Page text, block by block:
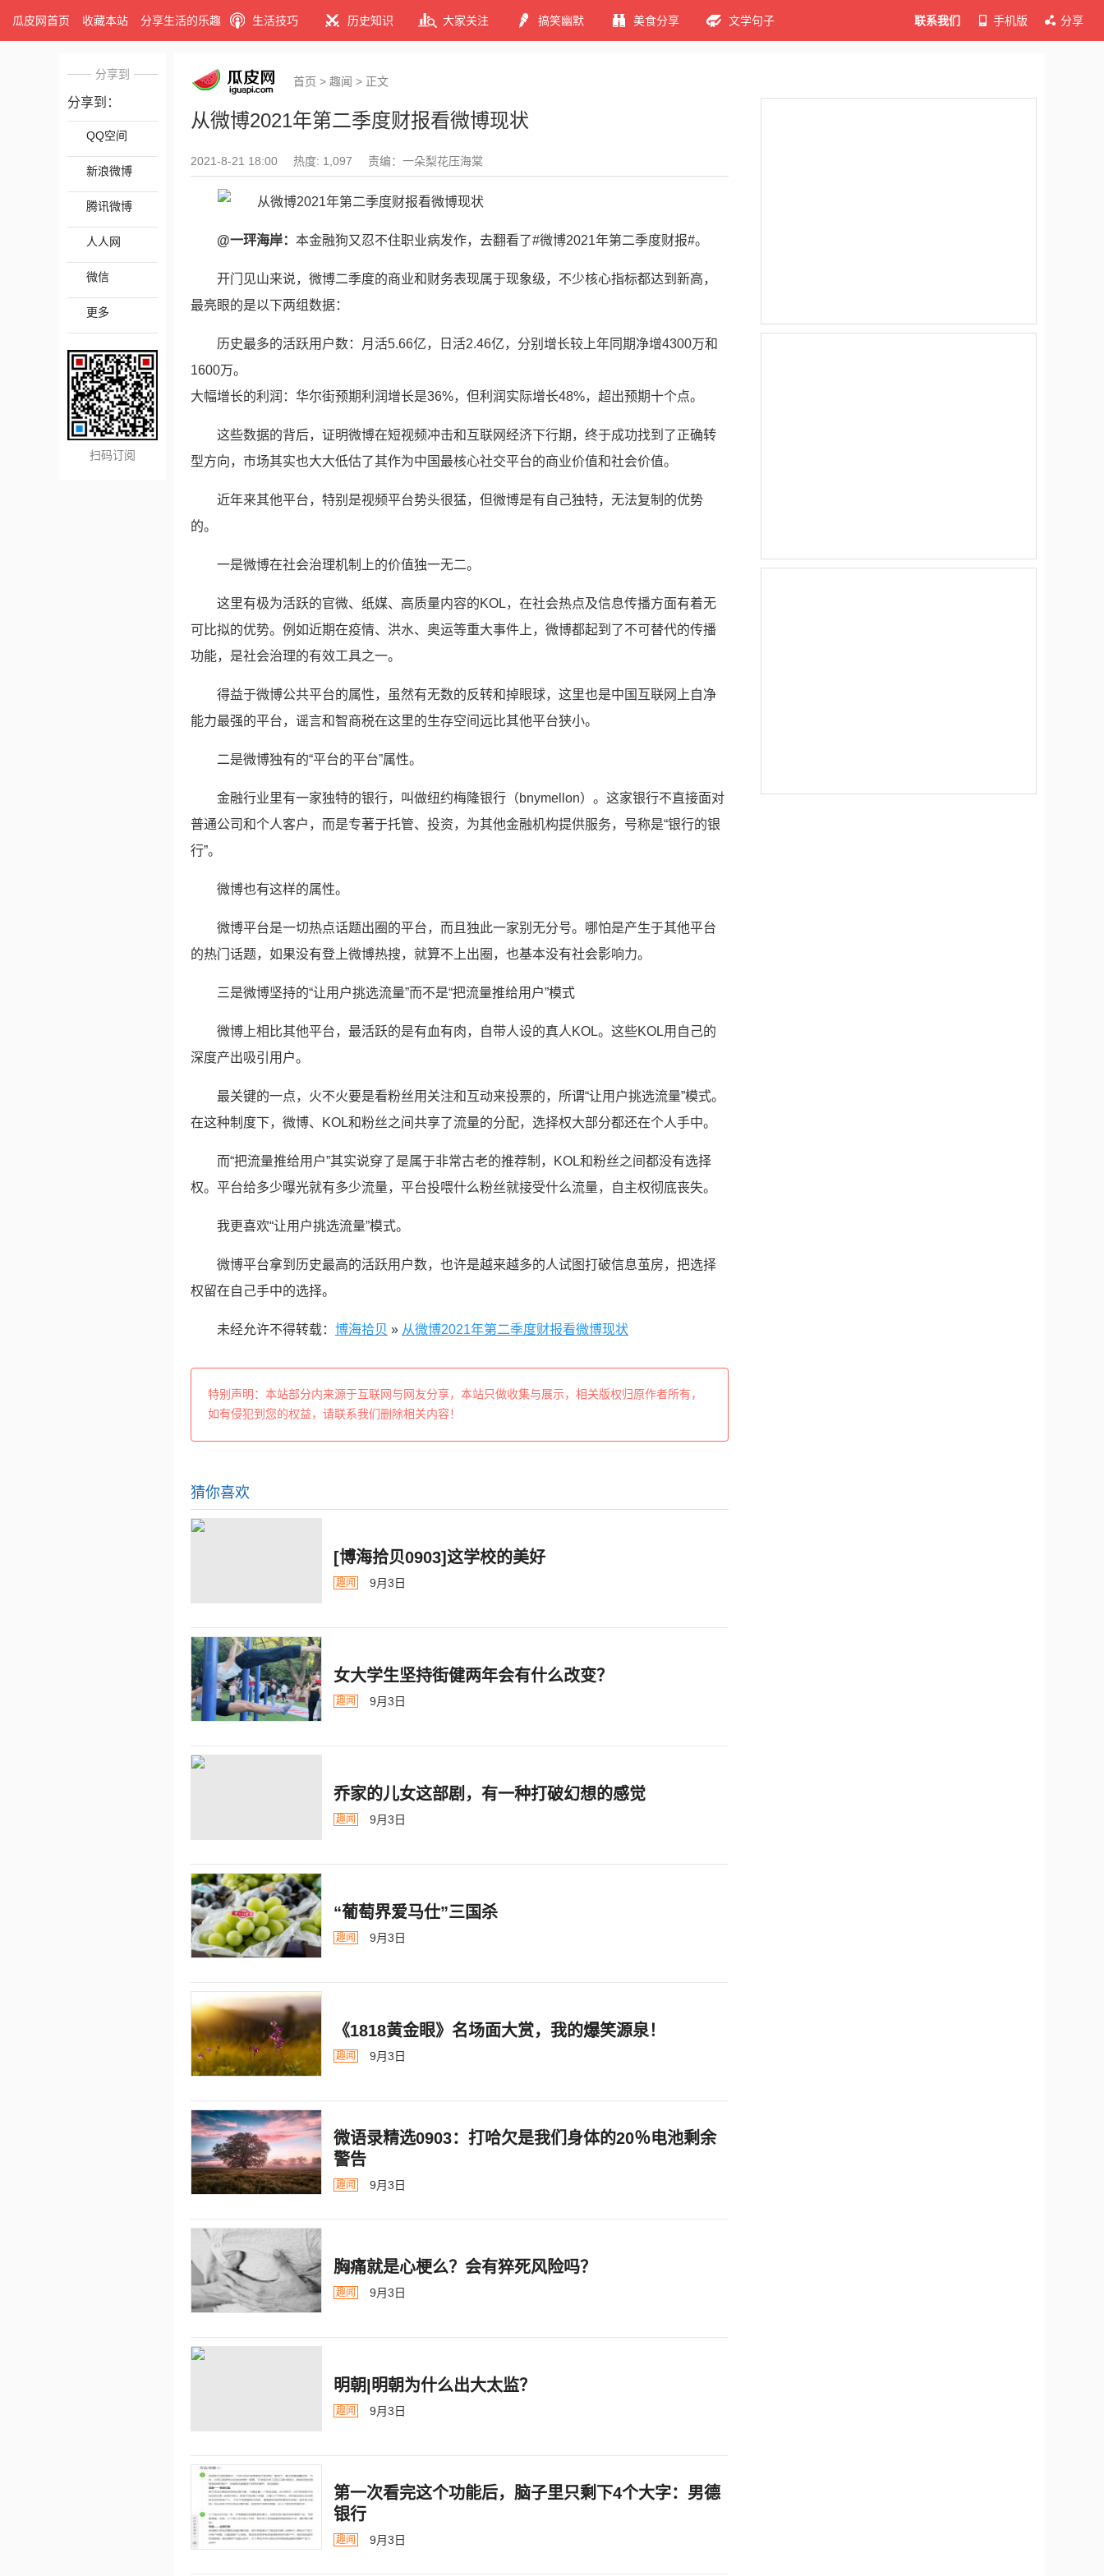
瓜皮网首页 收藏本站 分享生活的乐趣 生活技巧 历史知识 大家关注 搞笑幽默 美食分享 文学句子 联系我们 手机版 分享
分享到
分享到：
QQ空间
新浪微博
腾讯微博
人人网
微信
更多
扫码订阅
首页 > 趣闻 > 正文
从微博2021年第二季度财报看微博现状
2021-8-21 18:00 热度: 1,097 责编：一朵梨花压海棠
@一玶海岸： 本金融狗又忍不住职业病发作，去翻看了#微博2021年第二季度财报#。
开门见山来说，微博二季度的商业和财务表现属于现象级，不少核心指标都达到新高，
最亮眼的是以下两组数据：
历史最多的活跃用户数：月活5.66亿，日活2.46亿，分别增长较上年同期净增4300万和
1600万。
大幅增长的利润：华尔街预期利润增长是36%，但利润实际增长48%，超出预期十个点。
这些数据的背后，证明微博在短视频冲击和互联网经济下行期，终于成功找到了正确转
型方向，市场其实也大大低估了其作为中国最核心社交平台的商业价值和社会价值。
近年来其他平台，特别是视频平台势头很猛，但微博是有自己独特，无法复制的优势
的。
一是微博在社会治理机制上的价值独一无二。
这里有极为活跃的官微、纸媒、高质量内容的KOL，在社会热点及信息传播方面有着无
可比拟的优势。例如近期在疫情、洪水、奥运等重大事件上，微博都起到了不可替代的传播
功能，是社会治理的有效工具之一。
得益于微博公共平台的属性，虽然有无数的反转和掉眼球，这里也是中国互联网上自净
能力最强的平台，谣言和智商税在这里的生存空间远比其他平台狭小。
二是微博独有的“平台的平台”属性。
金融行业里有一家独特的银行，叫做纽约梅隆银行（bnymellon）。这家银行不直接面对
普通公司和个人客户，而是专著于托管、投资，为其他金融机构提供服务，号称是“银行的银
行”。
微博也有这样的属性。
微博平台是一切热点话题出圈的平台，而且独此一家别无分号。哪怕是产生于其他平台
的热门话题，如果没有登上微博热搜，就算不上出圈，也基本没有社会影响力。
三是微博坚持的“让用户挑选流量”而不是“把流量推给用户”模式
微博上相比其他平台，最活跃的是有血有肉，自带人设的真人KOL。这些KOL用自己的
深度产出吸引用户。
最关键的一点，火不火要是看粉丝用关注和互动来投票的，所谓“让用户挑选流量”模式。
在这种制度下，微博、KOL和粉丝之间共享了流量的分配，选择权大部分都还在个人手中。
而“把流量推给用户”其实说穿了是属于非常古老的推荐制，KOL和粉丝之间都没有选择
权。平台给多少曝光就有多少流量，平台投喂什么粉丝就接受什么流量，自主权彻底丧失。
我更喜欢“让用户挑选流量”模式。
微博平台拿到历史最高的活跃用户数，也许是越来越多的人试图打破信息茧房，把选择
权留在自己手中的选择。
未经允许不得转载： 博海拾贝 » 从微博2021年第二季度财报看微博现状
特别声明：本站部分内来源于互联网与网友分享，本站只做收集与展示，相关版权归原作者所有，
如有侵犯到您的权益，请联系我们删除相关内容！
猜你喜欢
[博海拾贝0903]这学校的美好
趣闻 9月3日
女大学生坚持街健两年会有什么改变？
趣闻 9月3日
乔家的儿女这部剧，有一种打破幻想的感觉
趣闻 9月3日
“葡萄界爱马仕”三国杀
趣闻 9月3日
《1818黄金眼》名场面大赏，我的爆笑源泉！
趣闻 9月3日
微语录精选0903：打哈欠是我们身体的20％电池剩余
警告
趣闻 9月3日
胸痛就是心梗么？会有猝死风险吗？
趣闻 9月3日
明朝|明朝为什么出大太监？ ​​​
趣闻 9月3日
第一次看完这个功能后，脑子里只剩下4个大字：男德
银行
趣闻 9月3日